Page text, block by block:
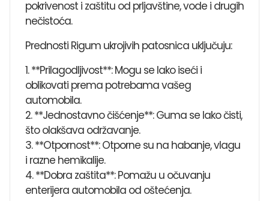
pokrivenost i zaštitu od prljavštine, vode i drugih
nečistoća.
Prednosti Rigum ukrojivih patosnica uključuju:
1. **Prilagodljivost**: Mogu se lako iseći i
oblikovati prema potrebama vašeg
automobila.
2. **Jednostavno čišćenje**: Guma se lako čisti,
što olakšava održavanje.
3. **Otpornost**: Otporne su na habanje, vlagu
i razne hemikalije.
4. **Dobra zaštita**: Pomažu u očuvanju
enterijera automobila od oštećenja.